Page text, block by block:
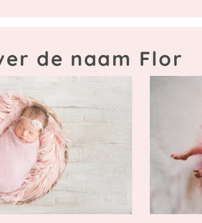
de naam Flor